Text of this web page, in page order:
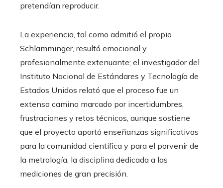
pretendían reproducir.
La experiencia, tal como admitió el propio
Schlamminger, resultó emocional y
profesionalmente extenuante; el investigador del
Instituto Nacional de Estándares y Tecnología de
Estados Unidos relató que el proceso fue un
extenso camino marcado por incertidumbres,
frustraciones y retos técnicos, aunque sostiene
que el proyecto aportó enseñanzas significativas
para la comunidad científica y para el porvenir de
la metrología, la disciplina dedicada a las
mediciones de gran precisión.